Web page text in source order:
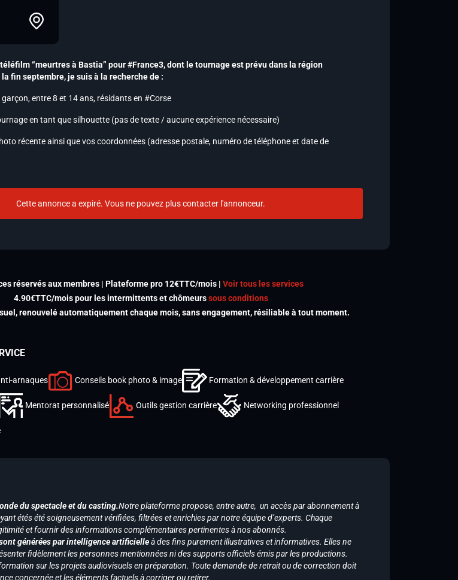
“meurtres à Bastia” pour #France3, dont le tournage est prévu dans la région
fin septembre, je suis à la recherche de :
garçon, entre 8 et 14 ans, résidants en #Corse
en tant que silhouette (pas de texte / aucune expérience nécessaire)
récente ainsi que vos coordonnées (adresse postale, numéro de téléphone et date de
Cette annonce a expiré. Vous ne pouvez plus contacter l'annonceur.
réservés aux membres | Plateforme pro 12€TTC/mois | Voir tous les services
4.90€TTC/mois pour les intermittents et chômeurssous conditions
renouvelé automatiquement chaque mois, sans engagement, résiliable à tout moment.
arnaques Conseils book photo & image Formation & développement carrière
Mentorat personnalisé Outils gestion carrière Networking professionnel
du spectacle et du casting.Notre plateforme propose, entre autre, un accès par abonnement à
étés été soigneusement vérifiées, filtrées et enrichies par notre équipe d’experts. Chaque
et fournir des informations complémentaires pertinentes à nos abonnés.
générées par intelligence artificielleà des fins purement illustratives et informatives. Elles ne
fidèlement les personnes mentionnées ni des supports officiels émis par les productions.
sur les projets audiovisuels en préparation. Toute demande de retrait ou de correction doit
concernée et les éléments factuels à corriger ou retirer.